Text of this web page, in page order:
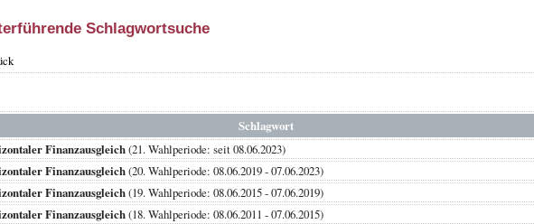
Schlagwortsuche
Schlagwort
Finanzausgleich(21. Wahlperiode: seit 08.06.2023)
Finanzausgleich(20. Wahlperiode: 08.06.2019 - 07.06.2023)
Finanzausgleich(19. Wahlperiode: 08.06.2015 - 07.06.2019)
Finanzausgleich(18. Wahlperiode: 08.06.2011 - 07.06.2015)